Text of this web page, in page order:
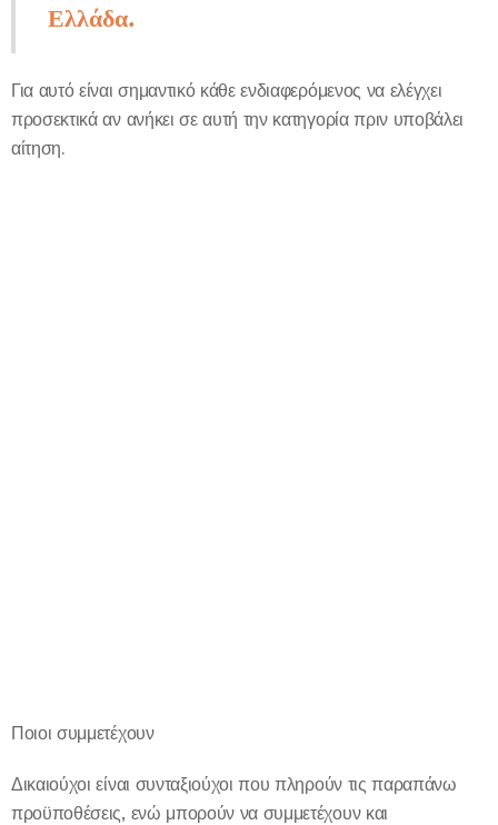
Ελλάδα.
Για αυτό είναι σημαντικό κάθε ενδιαφερόμενος να ελέγχει
προσεκτικά αν ανήκει σε αυτή την κατηγορία πριν υποβάλει
αίτηση.
Ποιοι συμμετέχουν
Δικαιούχοι είναι συνταξιούχοι που πληρούν τις παραπάνω
προϋποθέσεις, ενώ μπορούν να συμμετέχουν και